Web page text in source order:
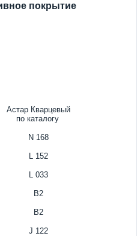
покрытие
Астар Кварцевый
по каталогу
N 168
L 152
L 033
B2
B2
J 122